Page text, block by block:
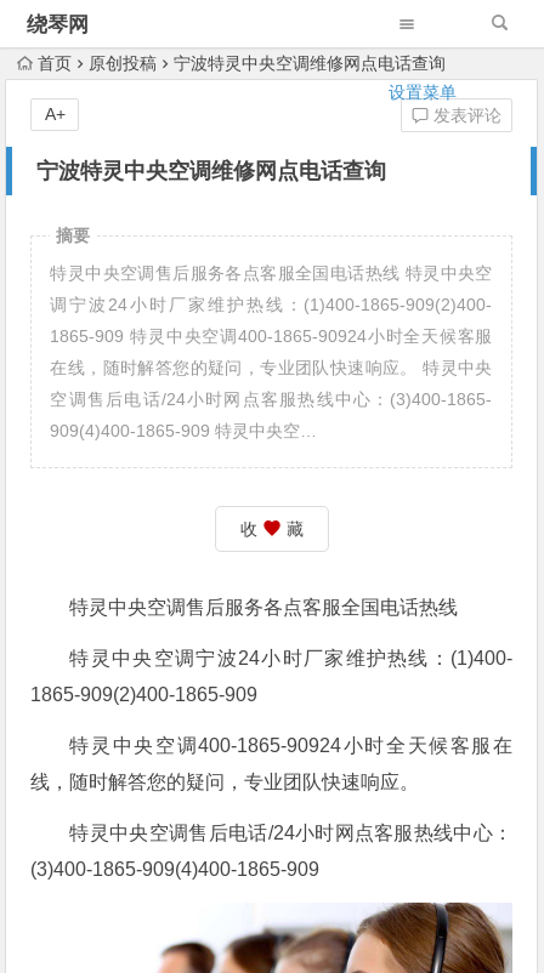
绕琴网
设置菜单
首页 原创投稿 宁波特灵中央空调维修网点电话查询
宁波特灵中央空调维修网点电话查询
发表评论
A+
摘要
特灵中央空调售后服务各点客服全国电话热线 特灵中央空
调宁波24小时厂家维护热线：(1)400-1865-909(2)400-
1865-909 特灵中央空调400-1865-90924小时全天候客服
在线，随时解答您的疑问，专业团队快速响应。 特灵中央
空调售后电话/24小时网点客服热线中心：(3)400-1865-
909(4)400-1865-909 特灵中央空…
收 藏
特灵中央空调售后服务各点客服全国电话热线
特灵中央空调宁波24小时厂家维护热线：(1)400-
1865-909(2)400-1865-909
特灵中央空调400-1865-90924小时全天候客服在
线，随时解答您的疑问，专业团队快速响应。
特灵中央空调售后电话/24小时网点客服热线中心：
(3)400-1865-909(4)400-1865-909